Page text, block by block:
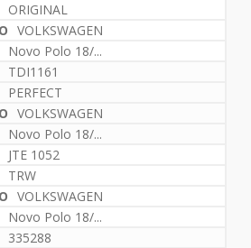
ORIGINAL
VOLKSWAGEN
Novo Polo 18/...
TDI1161
PERFECT
VOLKSWAGEN
Novo Polo 18/...
JTE 1052
TRW
VOLKSWAGEN
Novo Polo 18/...
335288